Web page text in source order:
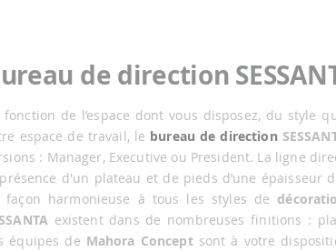
de direction
fonction de l’espace dont vous disposez, du style
espace de travail, le bureau de direction
: Manager, Executive ou President. La ligne
d'un plateau et de pieds d’une épaisseur
façon harmonieuse à tous les styles de
existent dans de nombreuses finitions :
équipes de Mahora Conceptsont à votre